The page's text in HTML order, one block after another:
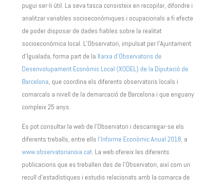
pugui ser-li útil. La seva tasca consisteix en recopilar, difondre i
analitzar variables socioeconòmiques i ocupacionals a fi efecte
de poder disposar de dades fiables sobre la realitat
socioeconòmica local. L’Observatori, impulsat per l’Ajuntament
d’Igualada, forma part de la Xarxa d’Observatoris de
Desenvolupament Econòmic Local (XODEL) de la Diputació de
Barcelona, que coordina els diferents observatoris locals i
comarcals a nivell de la demarcació de Barcelona i que enguany
compleix 25 anys.
Es pot consultar la web de l’Observatori i descarregar-se els
diferents treballs, entre ells l’Informe Econòmic Anual 2018, a
www.observatorianoia.cat. La web ofereix les diferents
publicacions que es treballen des de l’Observatori, així com un
recull d’estadístiques i estudis relacionats amb la comarca de